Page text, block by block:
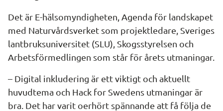
Det är E-hälsomyndigheten, Agenda för landskapet
med Naturvårdsverket som projektledare, Sveriges
lantbruksuniversitet (SLU), Skogsstyrelsen och
Arbetsförmedlingen som står för årets utmaningar.
– Digital inkludering är ett viktigt och aktuellt
huvudtema och Hack for Swedens utmaningar är
bra. Det har varit oerhört spännande att få följa de